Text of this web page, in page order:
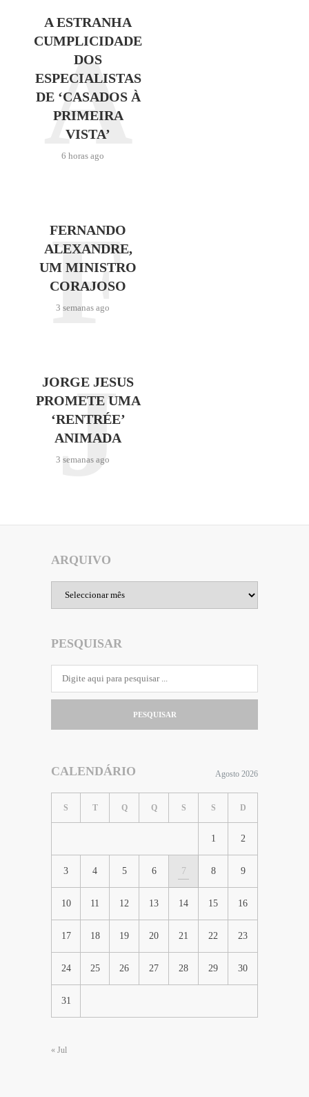
A ESTRANHA
CUMPLICIDADE
DOS
ESPECIALISTAS
DE ‘CASADOS À
PRIMEIRA
VISTA’
6 horas ago
A
FERNANDO
ALEXANDRE,
UM MINISTRO
CORAJOSO
3 semanas ago
F
JORGE JESUS
PROMETE UMA
‘RENTRÉE’
ANIMADA
3 semanas ago
J
ARQUIVO
PESQUISAR
PESQUISAR
CALENDÁRIO Agosto 2026
S T Q Q S S D
1 2
3 4 5 6 7 8 9
10 11 12 13 14 15 16
17 18 19 20 21 22 23
24 25 26 27 28 29 30
31
« Jul